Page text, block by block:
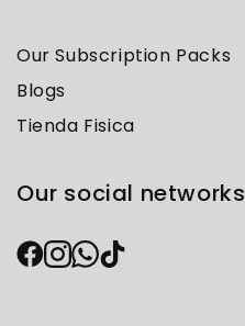
Our Subscription Packs
Blogs
Tienda Fisica
Our social networks